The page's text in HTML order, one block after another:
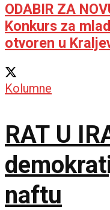
ODABIR ZA
Konkurs za
otvoren u
Kolumne
RAT U
naftu